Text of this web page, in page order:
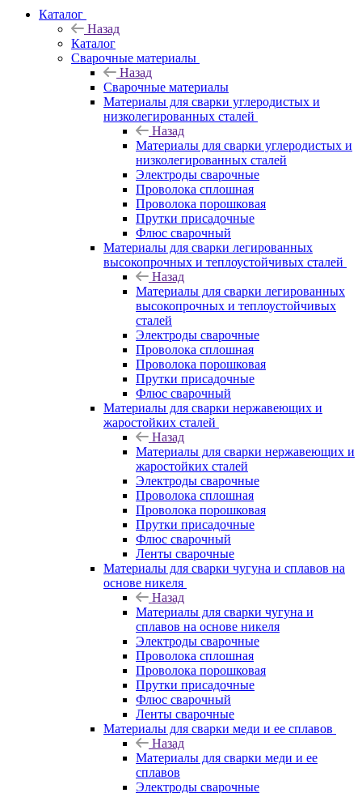
Каталог
Назад
Каталог
Сварочные материалы
Назад
Сварочные материалы
Материалы для сварки углеродистых и
низколегированных сталей
Назад
Материалы для сварки углеродистых и
низколегированных сталей
Электроды сварочные
Проволока сплошная
Проволока порошковая
Прутки присадочные
Флюс сварочный
Материалы для сварки легированных
высокопрочных и теплоустойчивых сталей
Назад
Материалы для сварки легированных
высокопрочных и теплоустойчивых
сталей
Электроды сварочные
Проволока сплошная
Проволока порошковая
Прутки присадочные
Флюс сварочный
Материалы для сварки нержавеющих и
жаростойких сталей
Назад
Материалы для сварки нержавеющих и
жаростойких сталей
Электроды сварочные
Проволока сплошная
Проволока порошковая
Прутки присадочные
Флюс сварочный
Ленты сварочные
Материалы для сварки чугуна и сплавов на
основе никеля
Назад
Материалы для сварки чугуна и
сплавов на основе никеля
Электроды сварочные
Проволока сплошная
Проволока порошковая
Прутки присадочные
Флюс сварочный
Ленты сварочные
Материалы для сварки меди и ее сплавов
Назад
Материалы для сварки меди и ее
сплавов
Электроды сварочные